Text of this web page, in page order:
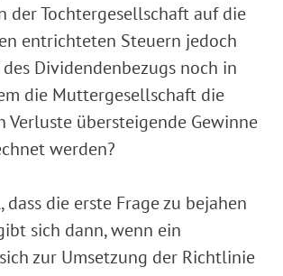
der Tochtergesellschaft auf die
entrichteten Steuern jedoch
Dividendenbezugs noch in
die Muttergesellschaft die
Verluste übersteigende Gewinne
werden?
dass die erste Frage zu bejahen
sich dann, wenn ein
zur Umsetzung der Richtlinie